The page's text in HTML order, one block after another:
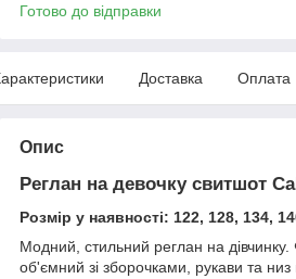
Готово до відправки
Доставка Оплата
Опис
Реглан на девочку свитшот
Розмір у наявності: 122, 128, 134,
Модний, стильний реглан на дівчинку.
об'ємний зі зборочками, рукави та